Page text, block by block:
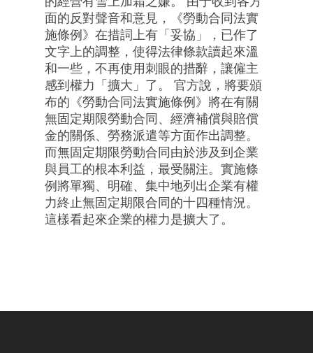
面的反對聲音和意見，《勞動合同法實
施條例》在措詞上有「妥協」，已作了
文字上的調整，使得法律條款讀起來溫
和一些，不再使用刺眼的措辭，讓僱主
感到權力「擴大」了。 官方說，將要頒
布的《勞動合同法實施條例》將在有關
無固定期限勞動合同、經濟補償與賠償
金的關係、勞務派遣等方面作出調整。
而無固定期限勞動合同由於涉及到企業
與員工的根本利益，最受關注。實施條
例將單獨、明確、集中地列出企業有權
力終止無固定期限合同的十四種情況。
這樣看起來企業的權力是擴大了。